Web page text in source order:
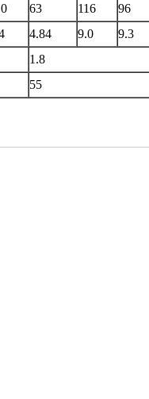
63 116 96
4.84 9.0 9.3
1.8
55